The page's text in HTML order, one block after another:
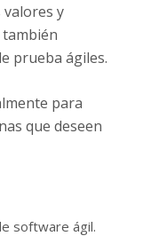
valores y
prueba ágiles.
para
que deseen
software ágil.